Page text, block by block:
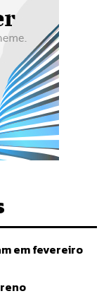
em fevereiro